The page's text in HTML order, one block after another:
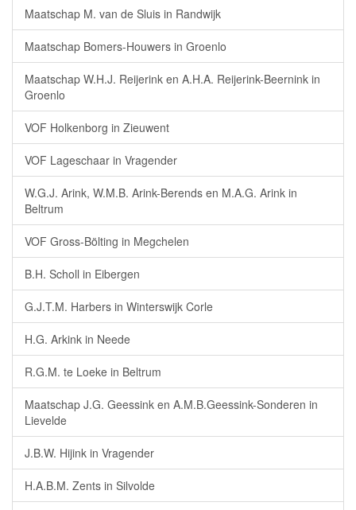
Maatschap M. van de Sluis in Randwijk
Maatschap Bomers-Houwers in Groenlo
Maatschap W.H.J. Reijerink en A.H.A. Reijerink-Beernink in
Groenlo
VOF Holkenborg in Zieuwent
VOF Lageschaar in Vragender
W.G.J. Arink, W.M.B. Arink-Berends en M.A.G. Arink in
Beltrum
VOF Gross-Bölting in Megchelen
B.H. Scholl in Eibergen
G.J.T.M. Harbers in Winterswijk Corle
H.G. Arkink in Neede
R.G.M. te Loeke in Beltrum
Maatschap J.G. Geessink en A.M.B.Geessink-Sonderen in
Lievelde
J.B.W. Hijink in Vragender
H.A.B.M. Zents in Silvolde